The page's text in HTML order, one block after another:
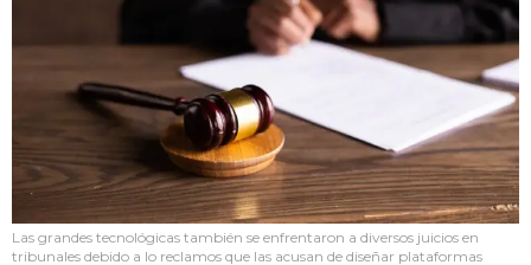
Las grandes tecnológicas también se enfrentaron a diversos juicios en
tribunales debido a lo reclamos que las acusan de diseñar plataformas